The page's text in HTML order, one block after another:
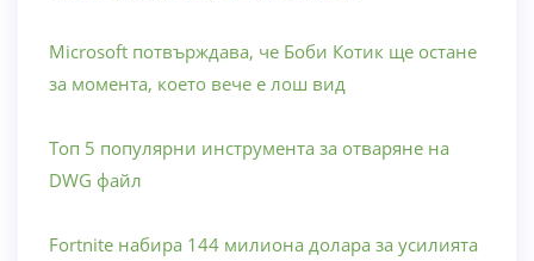
Microsoft потвърждава, че Боби Котик ще остане
за момента, което вече е лош вид
Топ 5 популярни инструмента за отваряне на
DWG файл
Fortnite набира 144 милиона долара за усилията